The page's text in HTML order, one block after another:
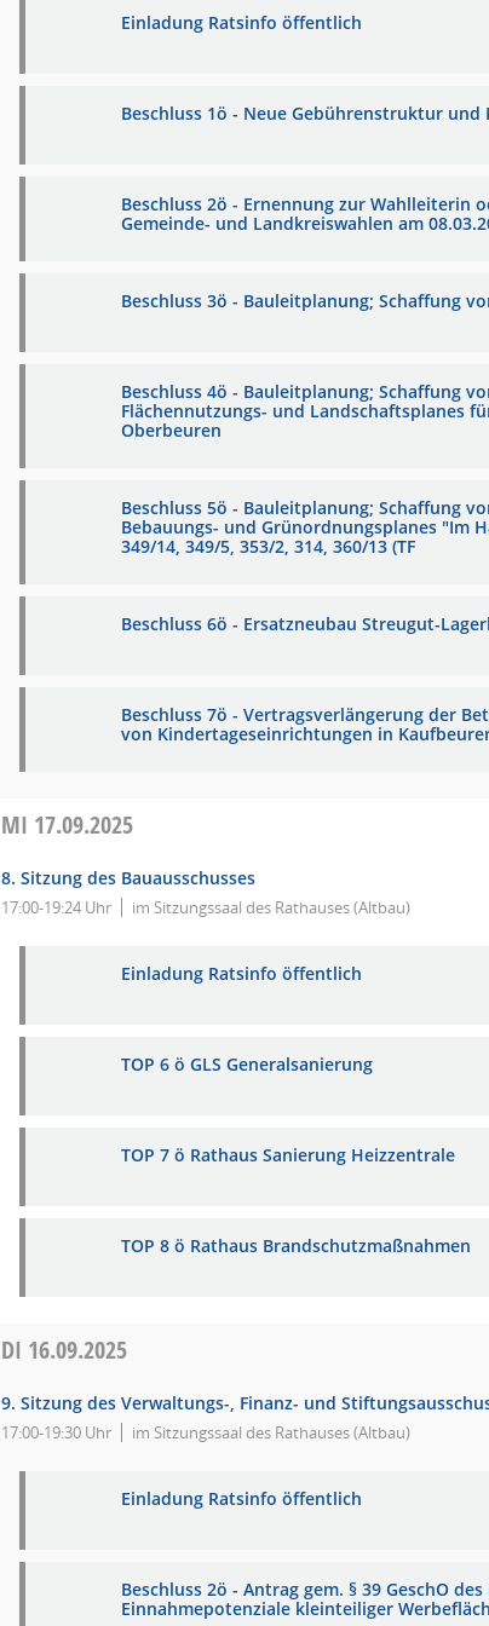
Einladung Ratsinfo öffentlich
Beschluss 1ö - Neue Gebührenstruktur
Beschluss 2ö - Ernennung zur
Gemeinde- und Landkreiswahlen am
Beschluss 3ö - Bauleitplanung; Schaffung
Beschluss 4ö - Bauleitplanung; Schaffung
Flächennutzungs- und Landschaftsplanes
Oberbeuren
Beschluss 5ö - Bauleitplanung; Schaffung
Bebauungs- und Grünordnungsplanes "Im
349/14, 349/5, 353/2, 314, 360/13 (TF
Beschluss 6ö - Ersatzneubau Streugut-
Beschluss 7ö - Vertragsverlängerung der
von Kindertageseinrichtungen in
MI 17.09.2025
8. Sitzung des Bauausschusses
17:00-19:24 Uhr im Sitzungssaal des Rathauses (Altbau)
Einladung Ratsinfo öffentlich
TOP 6 ö GLS Generalsanierung
TOP 7 ö Rathaus Sanierung Heizzentrale
TOP 8 ö Rathaus Brandschutzmaßnahmen
DI 16.09.2025
9. Sitzung des Verwaltungs-, Finanz- und
17:00-19:30 Uhr im Sitzungssaal des Rathauses (Altbau)
Einladung Ratsinfo öffentlich
Beschluss 2ö - Antrag gem. § 39 GeschO
Einnahmepotenziale kleinteiliger